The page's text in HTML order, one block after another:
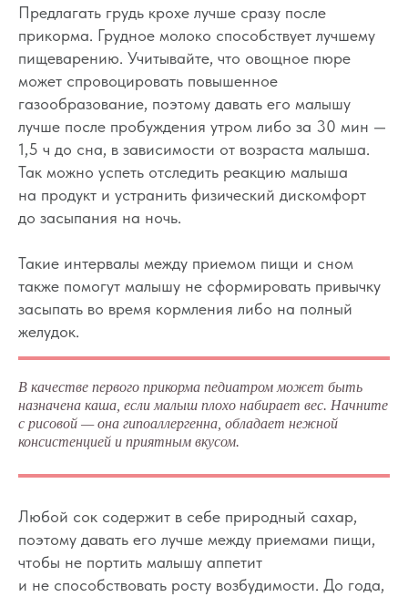
Предлагать грудь крохе лучше сразу после
прикорма. Грудное молоко способствует лучшему
пищеварению. Учитывайте, что овощное пюре
может спровоцировать повышенное
газообразование, поэтому давать его малышу
лучше после пробуждения утром либо за 30 мин —
1,5 ч до сна, в зависимости от возраста малыша.
Так можно успеть отследить реакцию малыша
на продукт и устранить физический дискомфорт
до засыпания на ночь.
Такие интервалы между приемом пищи и сном
также помогут малышу не сформировать привычку
засыпать во время кормления либо на полный
желудок.
В качестве первого прикорма педиатром может быть
назначена каша, если малыш плохо набирает вес. Начните
с рисовой — она гипоаллергенна, обладает нежной
консистенцией и приятным вкусом.
Любой сок содержит в себе природный сахар,
поэтому давать его лучше между приемами пищи,
чтобы не портить малышу аппетит
и не способствовать росту возбудимости. До года,